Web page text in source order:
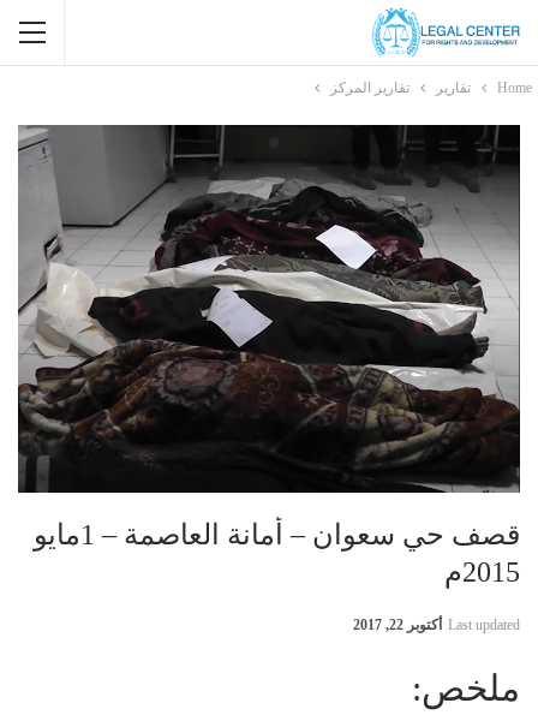
Home تقارير تقارير المركز
قصف حي سعوان – أمانة العاصمة – 1مايو
2015م
Last updated أكتوبر 22, 2017
ملخص: